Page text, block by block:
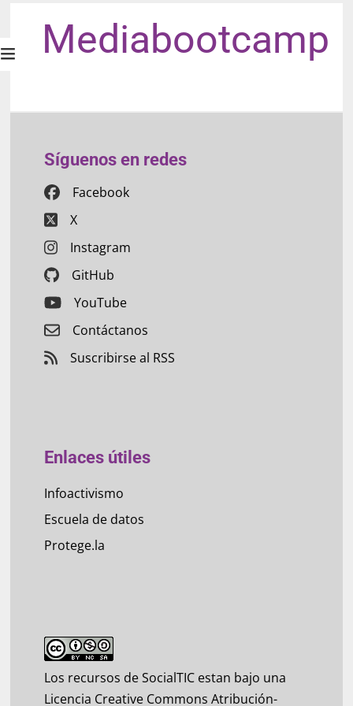
Mediabootcamp
Síguenos en redes
Facebook
X
Instagram
GitHub
YouTube
Contáctanos
Suscribirse al RSS
Enlaces útiles
Infoactivismo
Escuela de datos
Protege.la
Los recursos de SocialTIC estan bajo una
Licencia Creative Commons Atribución-